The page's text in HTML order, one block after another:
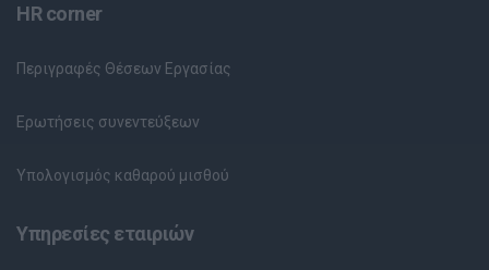
HR corner
Περιγραφές Θέσεων Εργασίας
Ερωτήσεις συνεντεύξεων
Υπολογισμός καθαρού μισθού
Υπηρεσίες εταιριών